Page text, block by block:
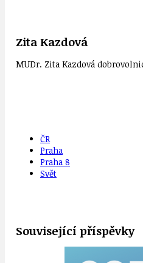
Zita Kazdová
MUDr. Zita Kazdová
ČR
Praha
Praha 8
Svět
Související příspěvky